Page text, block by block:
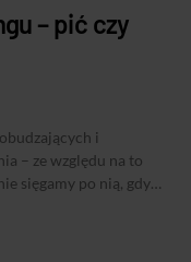
– pić czy
i
– ze względu na to
sięgamy po nią, gdy…